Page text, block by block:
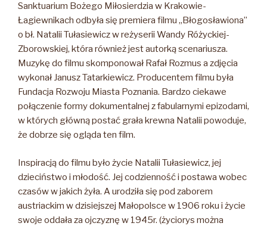
Sanktuarium Bożego Miłosierdzia w Krakowie-
Łagiewnikach odbyła się premiera filmu „Błogosławiona”
o bł. Natalii Tułasiewicz w reżyserii Wandy Różyckiej-
Zborowskiej, która również jest autorką scenariusza.
Muzykę do filmu skomponował Rafał Rozmus a zdjęcia
wykonał Janusz Tatarkiewicz. Producentem filmu była
Fundacja Rozwoju Miasta Poznania. Bardzo ciekawe
połączenie formy dokumentalnej z fabularnymi epizodami,
w których główną postać grała krewna Natalii powoduje,
że dobrze się ogląda ten film.
Inspiracją do filmu było życie Natalii Tułasiewicz, jej
dzieciństwo i młodość. Jej codzienność i postawa wobec
czasów w jakich żyła. A urodziła się pod zaborem
austriackim w dzisiejszej Małopolsce w 1906 roku i życie
swoje oddała za ojczyznę w 1945r. (życiorys można